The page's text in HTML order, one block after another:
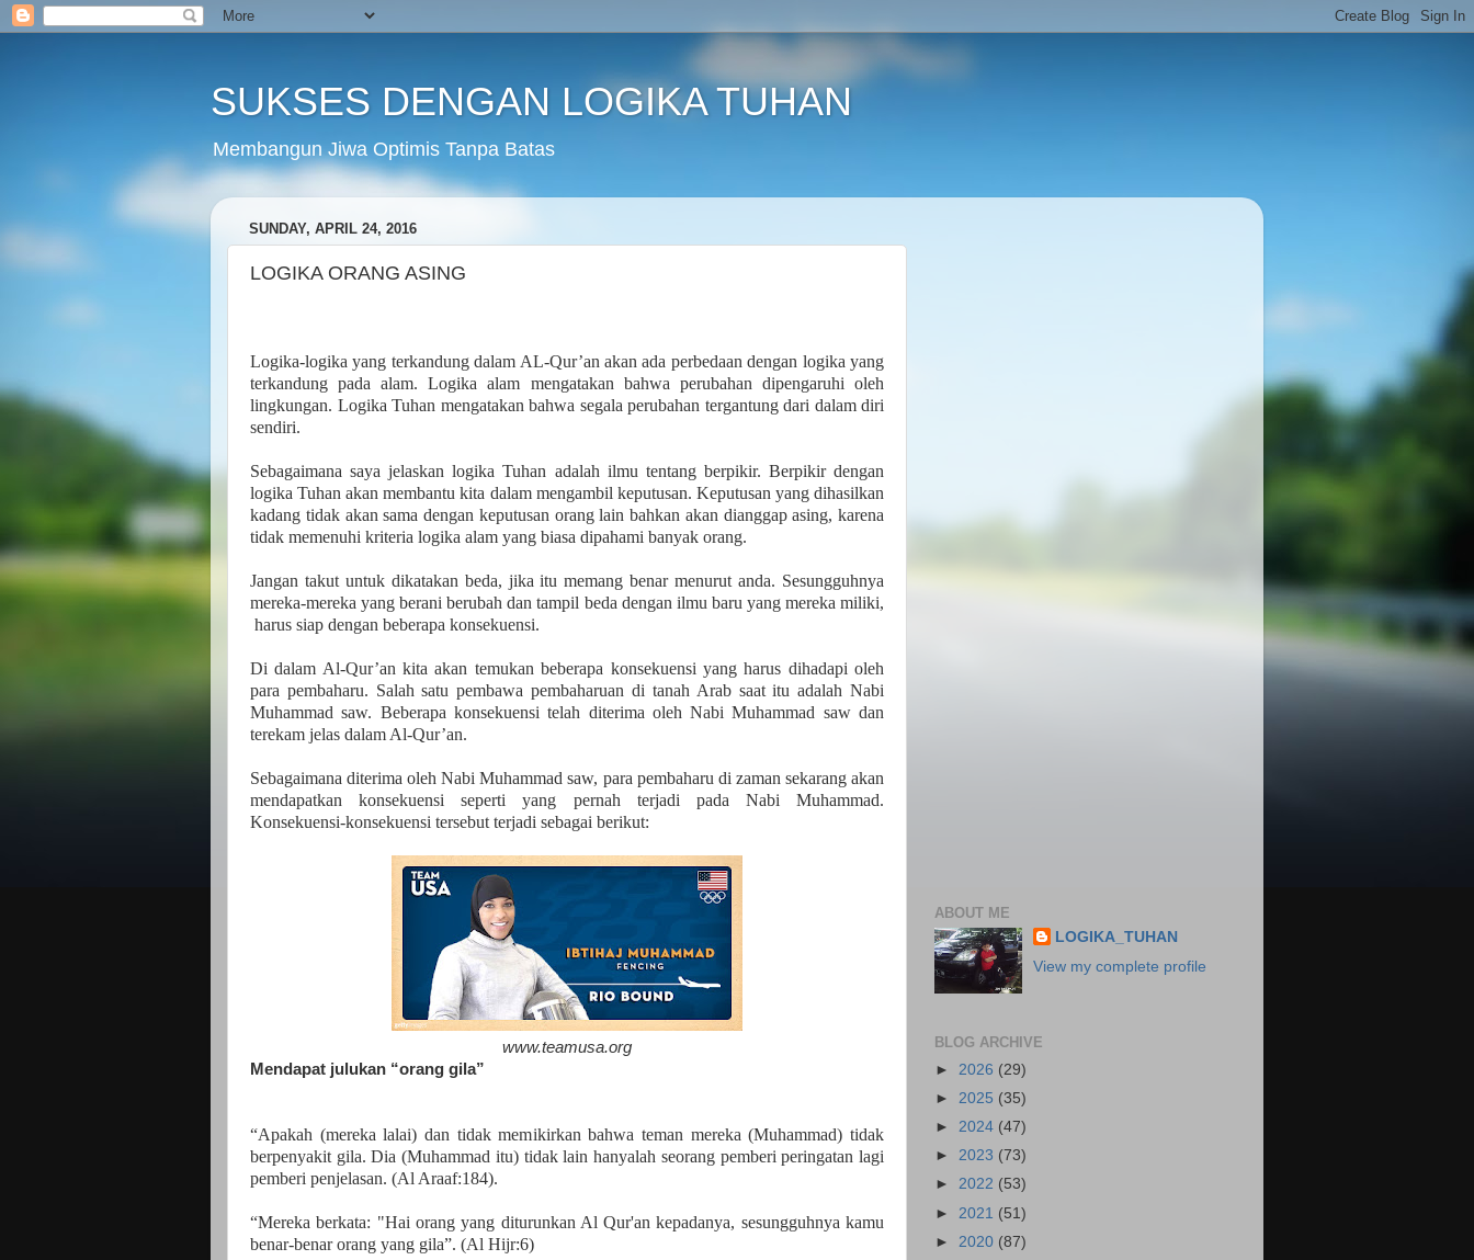
SUKSES DENGAN LOGIKA TUHAN
Membangun Jiwa Optimis Tanpa Batas
SUNDAY, APRIL 24, 2016
LOGIKA ORANG ASING
Logika-logika yang terkandung dalam AL-Qur’an akan ada perbedaan dengan logika yang
terkandung pada alam. Logika alam mengatakan bahwa perubahan dipengaruhi oleh
lingkungan. Logika Tuhan mengatakan bahwa segala perubahan tergantung dari dalam diri
sendiri.
Sebagaimana saya jelaskan logika Tuhan adalah ilmu tentang berpikir. Berpikir dengan
logika Tuhan akan membantu kita dalam mengambil keputusan. Keputusan yang dihasilkan
kadang tidak akan sama dengan keputusan orang lain bahkan akan dianggap asing, karena
tidak memenuhi kriteria logika alam yang biasa dipahami banyak orang.
Jangan takut untuk dikatakan beda, jika itu memang benar menurut anda. Sesungguhnya
mereka-mereka yang berani berubah dan tampil beda dengan ilmu baru yang mereka miliki,
harus siap dengan beberapa konsekuensi.
Di dalam Al-Qur’an kita akan temukan beberapa konsekuensi yang harus dihadapi oleh
para pembaharu. Salah satu pembawa pembaharuan di tanah Arab saat itu adalah Nabi
Muhammad saw. Beberapa konsekuensi telah diterima oleh Nabi Muhammad saw dan
terekam jelas dalam Al-Qur’an.
Sebagaimana diterima oleh Nabi Muhammad saw, para pembaharu di zaman sekarang akan
mendapatkan konsekuensi seperti yang pernah terjadi pada Nabi Muhammad.
Konsekuensi-konsekuensi tersebut terjadi sebagai berikut:
www.teamusa.org
Mendapat julukan “orang gila”
“Apakah (mereka lalai) dan tidak memikirkan bahwa teman mereka (Muhammad) tidak
berpenyakit gila. Dia (Muhammad itu) tidak lain hanyalah seorang pemberi peringatan lagi
pemberi penjelasan. (Al Araaf:184).
“Mereka berkata: "Hai orang yang diturunkan Al Qur'an kepadanya, sesungguhnya kamu
benar-benar orang yang gila”. (Al Hijr:6)
ABOUT ME
LOGIKA_TUHAN
View my complete profile
BLOG ARCHIVE
► 2026 (29)
► 2025 (35)
► 2024 (47)
► 2023 (73)
► 2022 (53)
► 2021 (51)
► 2020 (87)